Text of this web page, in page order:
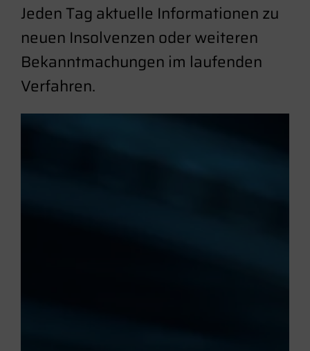
Jeden Tag aktuelle Informationen zu
neuen Insolvenzen oder weiteren
Bekanntmachungen im laufenden
Verfahren.